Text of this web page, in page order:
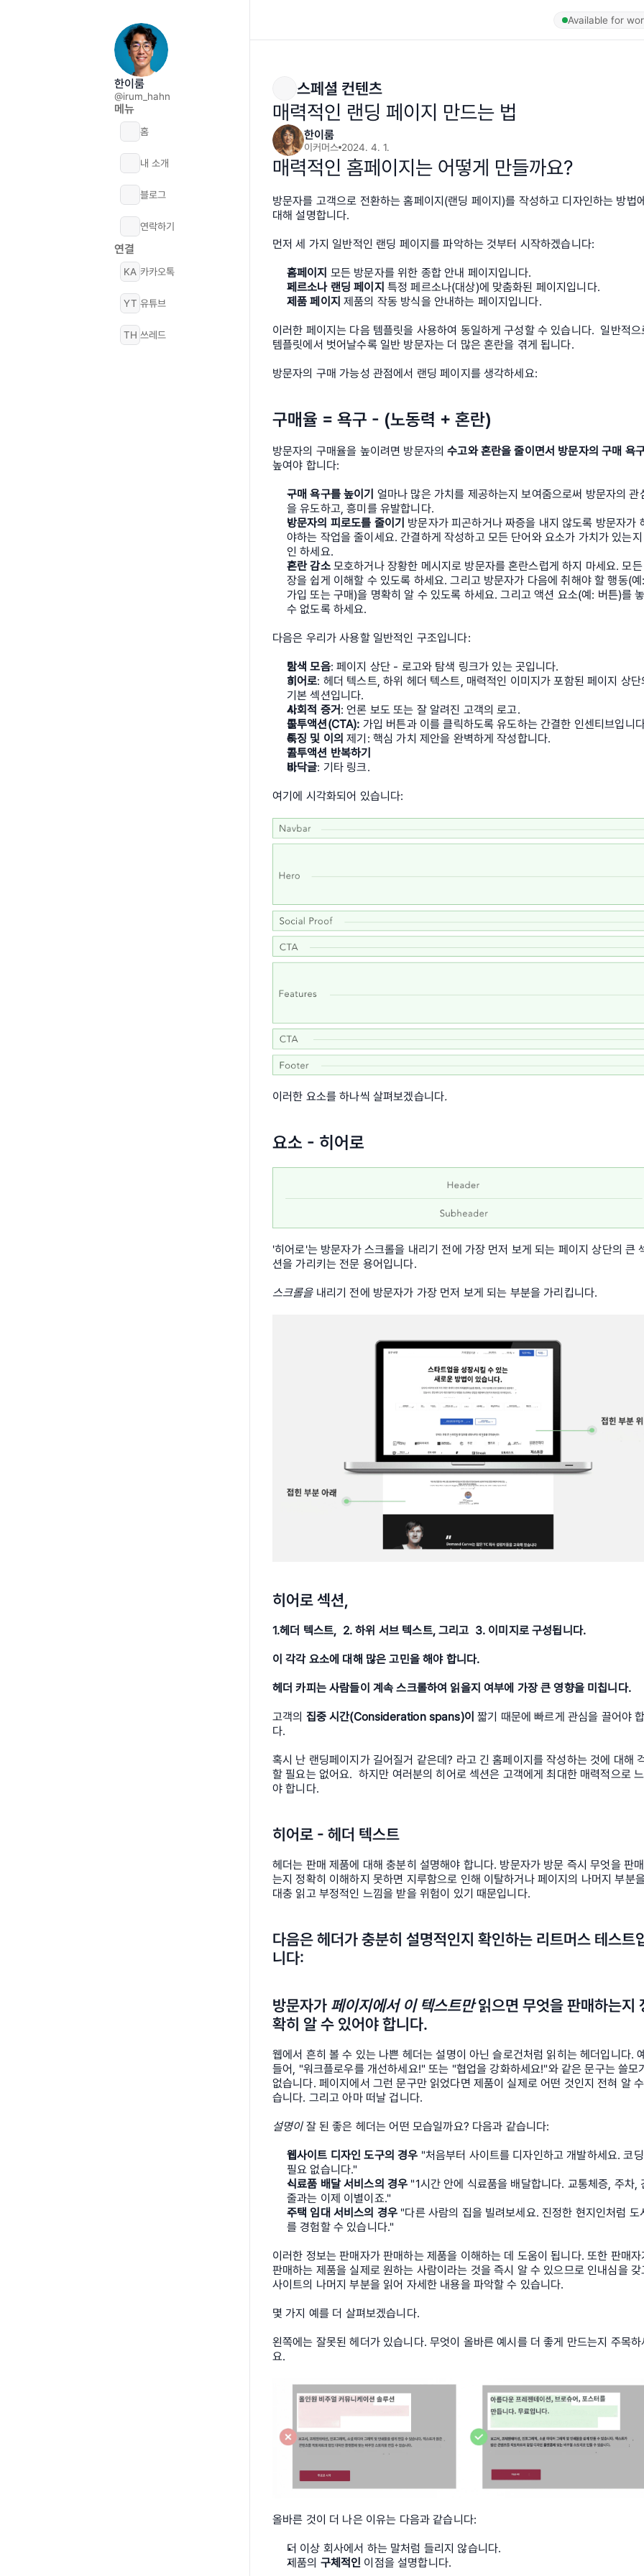
한이룸
@irum_hahn
메뉴
홈
내 소개
블로그
연락하기
연결
KA 카카오톡
YT 유튜브
TH 쓰레드
Available for
스페셜 컨텐츠
매력적인 랜딩 페이지 만드는 법
한이룸
이커머스 2024. 4. 1.
매력적인 홈페이지는 어떻게 만들까요?
방문자를 고객으로 전환하는 홈페이지(랜딩 페이지)를 작성하고 디자인하는 방법
대해 설명합니다.
먼저 세 가지 일반적인 랜딩 페이지를 파악하는 것부터 시작하겠습니다:
홈페이지 모든 방문자를 위한 종합 안내 페이지입니다.
페르소나 랜딩 페이지 특정 페르소나(대상)에 맞춤화된 페이지입니다.
제품 페이지 제품의 작동 방식을 안내하는 페이지입니다.
이러한 페이지는 다음 템플릿을 사용하여 동일하게 구성할 수 있습니다.  일반적으
템플릿에서 벗어날수록 일반 방문자는 더 많은 혼란을 겪게 됩니다.
방문자의 구매 가능성 관점에서 랜딩 페이지를 생각하세요:
구매율 = 욕구 - (노동력 + 혼란)
방문자의 구매율을 높이려면 방문자의 수고와 혼란을 줄이면서 방문자의 구매 욕
높여야 합니다:
구매 욕구를 높이기 얼마나 많은 가치를 제공하는지 보여줌으로써 방문자의 관
을 유도하고, 흥미를 유발합니다.
방문자의 피로도를 줄이기 방문자가 피곤하거나 짜증을 내지 않도록 방문자가
야하는 작업을 줄이세요. 간결하게 작성하고 모든 단어와 요소가 가치가 있는
인 하세요.
혼란 감소 모호하거나 장황한 메시지로 방문자를 혼란스럽게 하지 마세요. 모
장을 쉽게 이해할 수 있도록 하세요. 그리고 방문자가 다음에 취해야 할 행동(
가입 또는 구매)을 명확히 알 수 있도록 하세요. 그리고 액션 요소(예: 버튼)를
수 없도록 하세요.
다음은 우리가 사용할 일반적인 구조입니다:
탐색 모음: 페이지 상단 - 로고와 탐색 링크가 있는 곳입니다.
히어로: 헤더 텍스트, 하위 헤더 텍스트, 매력적인 이미지가 포함된 페이지 상단
기본 섹션입니다.
사회적 증거 : 언론 보도 또는 잘 알려진 고객의 로고.
콜투액션(CTA): 가입 버튼과 이를 클릭하도록 유도하는 간결한 인센티브입니
특징 및 이의 제기: 핵심 가치 제안을 완벽하게 작성합니다.
콜투액션 반복하기
바닥글: 기타 링크.
여기에 시각화되어 있습니다:
이러한 요소를 하나씩 살펴보겠습니다.
요소 - 히어로
'히어로'는 방문자가 스크롤을 내리기 전에 가장 먼저 보게 되는 페이지 상단의 큰
션을 가리키는 전문 용어입니다.
스크롤을 내리기 전에 방문자가 가장 먼저 보게 되는 부분을 가리킵니다.
히어로 섹션,
1.헤더 텍스트,  2. 하위 서브 텍스트, 그리고  3. 이미지로 구성됩니다.
이 각각 요소에 대해 많은 고민을 해야 합니다.
헤더 카피는 사람들이 계속 스크롤하여 읽을지 여부에 가장 큰 영향을 미칩니다.
고객의 집중 시간(Consideration spans)이 짧기 때문에 빠르게 관심을 끌어야
다.
혹시 난 랜딩페이지가 길어질거 같은데? 라고 긴 홈페이지를 작성하는 것에 대해
할 필요는 없어요.  하지만 여러분의 히어로 섹션은 고객에게 최대한 매력적으로
야 합니다.
히어로 - 헤더 텍스트
헤더는 판매 제품에 대해 충분히 설명해야 합니다. 방문자가 방문 즉시 무엇을 판
는지 정확히 이해하지 못하면 지루함으로 인해 이탈하거나 페이지의 나머지 부분
대충 읽고 부정적인 느낌을 받을 위험이 있기 때문입니다.
다음은 헤더가 충분히 설명적인지 확인하는 리트머스 테스트
니다:
방문자가 페이지에서 이 텍스트만 읽으면 무엇을 판매하는지
확히 알 수 있어야 합니다.
웹에서 흔히 볼 수 있는 나쁜 헤더는 설명이 아닌 슬로건처럼 읽히는 헤더입니다.
들어, "워크플로우를 개선하세요!" 또는 "협업을 강화하세요!"와 같은 문구는 쓸모
없습니다. 페이지에서 그런 문구만 읽었다면 제품이 실제로 어떤 것인지 전혀 알
습니다. 그리고 아마 떠날 겁니다.
설명이 잘 된 좋은 헤더는 어떤 모습일까요? 다음과 같습니다:
웹사이트 디자인 도구의 경우 "처음부터 사이트를 디자인하고 개발하세요. 코
필요 없습니다."
식료품 배달 서비스의 경우 "1시간 안에 식료품을 배달합니다. 교통체증, 주차,
줄과는 이제 이별이죠."
주택 임대 서비스의 경우 "다른 사람의 집을 빌려보세요. 진정한 현지인처럼 도
를 경험할 수 있습니다."
이러한 정보는 판매자가 판매하는 제품을 이해하는 데 도움이 됩니다. 또한 판매자
판매하는 제품을 실제로 원하는 사람이라는 것을 즉시 알 수 있으므로 인내심을 갖
사이트의 나머지 부분을 읽어 자세한 내용을 파악할 수 있습니다.
몇 가지 예를 더 살펴보겠습니다.
왼쪽에는 잘못된 헤더가 있습니다. 무엇이 올바른 예시를 더 좋게 만드는지 주목하
요.
올바른 것이 더 나은 이유는 다음과 같습니다:
더 이상 회사에서 하는 말처럼 들리지 않습니다.
제품의 구체적인 이점을 설명합니다.